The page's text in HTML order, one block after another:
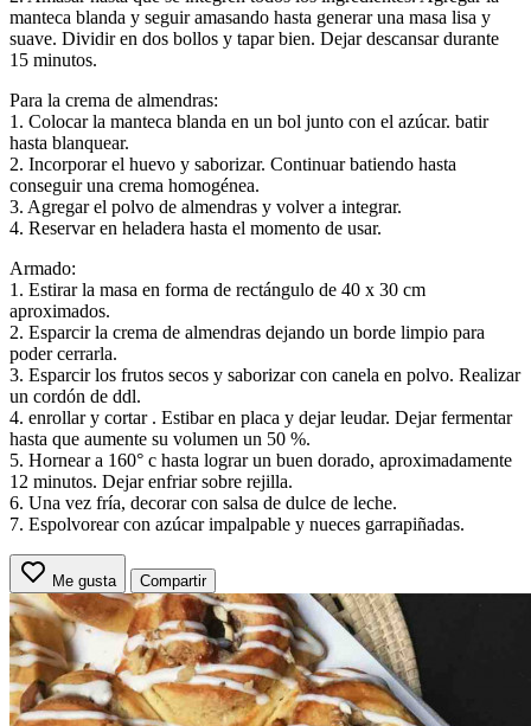
manteca blanda y seguir amasando hasta generar una masa lisa y
suave. Dividir en dos bollos y tapar bien. Dejar descansar durante
15 minutos.
Para la crema de almendras:
1. Colocar la manteca blanda en un bol junto con el azúcar. batir
hasta blanquear.
2. Incorporar el huevo y saborizar. Continuar batiendo hasta
conseguir una crema homogénea.
3. Agregar el polvo de almendras y volver a integrar.
4. Reservar en heladera hasta el momento de usar.
Armado:
1. Estirar la masa en forma de rectángulo de 40 x 30 cm
aproximados.
2. Esparcir la crema de almendras dejando un borde limpio para
poder cerrarla.
3. Esparcir los frutos secos y saborizar con canela en polvo. Realizar
un cordón de ddl.
4. enrollar y cortar . Estibar en placa y dejar leudar. Dejar fermentar
hasta que aumente su volumen un 50 %.
5. Hornear a 160° c hasta lograr un buen dorado, aproximadamente
12 minutos. Dejar enfriar sobre rejilla.
6. Una vez fría, decorar con salsa de dulce de leche.
7. Espolvorear con azúcar impalpable y nueces garrapiñadas.
Me gusta Compartir